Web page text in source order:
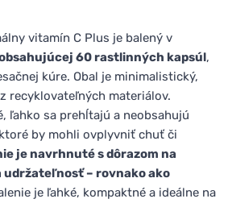
vitamín C Plus je balený v
60 rastlinných kapsúl,
kúre. Obal je minimalistický,
recyklovateľných materiálov.
ľahko sa prehĺtajú a neobsahujú
by mohli ovplyvniť chuť či
je navrhnuté s dôrazom na
– rovnako ako
je ľahké, kompaktné a ideálne na